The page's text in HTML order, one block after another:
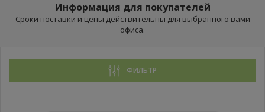
Информация для покупателей
Сроки поставки и цены действительны для выбранного вами
офиса.
ФИЛЬТР